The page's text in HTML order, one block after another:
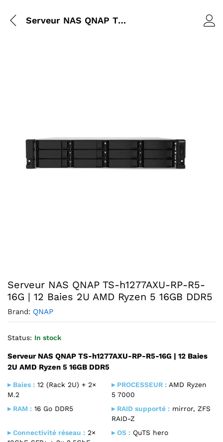
Serveur NAS QNAP TS-h1277AXU-RP-R5-16G | 12 Baies 2U AMD Ryzen 5 16GB DDR5
Serveur NAS QNAP TS-h1277AXU-RP-R5-
16G | 12 Baies 2U AMD Ryzen 5 16GB DDR5
Brand: QNAP
Status: In stock
Serveur NAS QNAP TS-h1277AXU-RP-R5-16G | 12 Baies
2U AMD Ryzen 5 16GB DDR5
▸ Baies : 12 (Rack 2U) + 2×
M.2
▸ PROCESSEUR : AMD Ryzen
5 7000
▸ RAM : 16 Go DDR5 ▸ RAID supporté : mirror, ZFS
RAID-Z
▸ Connectivité réseau : 2×
▸ OS : QuTS hero